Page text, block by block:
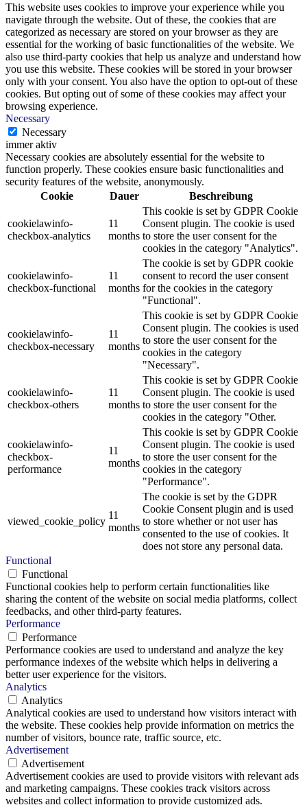
This website uses cookies to improve your experience while you
navigate through the website. Out of these, the cookies that are
categorized as necessary are stored on your browser as they are
essential for the working of basic functionalities of the website. We
also use third-party cookies that help us analyze and understand how
you use this website. These cookies will be stored in your browser
only with your consent. You also have the option to opt-out of these
cookies. But opting out of some of these cookies may affect your
browsing experience.
Necessary
Necessary
immer aktiv
Necessary cookies are absolutely essential for the website to
function properly. These cookies ensure basic functionalities and
security features of the website, anonymously.
Cookie
Dauer Beschreibung
cookielawinfo-
checkbox-analytics
11
months
This cookie is set by GDPR Cookie
Consent plugin. The cookie is used
to store the user consent for the
cookies in the category "Analytics".
cookielawinfo-
checkbox-functional
11
months
The cookie is set by GDPR cookie
consent to record the user consent
for the cookies in the category
"Functional".
cookielawinfo-
checkbox-necessary
11
months
This cookie is set by GDPR Cookie
Consent plugin. The cookies is used
to store the user consent for the
cookies in the category
"Necessary".
cookielawinfo-
checkbox-others
11
months
This cookie is set by GDPR Cookie
Consent plugin. The cookie is used
to store the user consent for the
cookies in the category "Other.
cookielawinfo-
checkbox-
performance
11
months
This cookie is set by GDPR Cookie
Consent plugin. The cookie is used
to store the user consent for the
cookies in the category
"Performance".
viewed_cookie_policy
11
months
The cookie is set by the GDPR
Cookie Consent plugin and is used
to store whether or not user has
consented to the use of cookies. It
does not store any personal data.
Functional
Functional
Functional cookies help to perform certain functionalities like
sharing the content of the website on social media platforms, collect
feedbacks, and other third-party features.
Performance
Performance
Performance cookies are used to understand and analyze the key
performance indexes of the website which helps in delivering a
better user experience for the visitors.
Analytics
Analytics
Analytical cookies are used to understand how visitors interact with
the website. These cookies help provide information on metrics the
number of visitors, bounce rate, traffic source, etc.
Advertisement
Advertisement
Advertisement cookies are used to provide visitors with relevant ads
and marketing campaigns. These cookies track visitors across
websites and collect information to provide customized ads.